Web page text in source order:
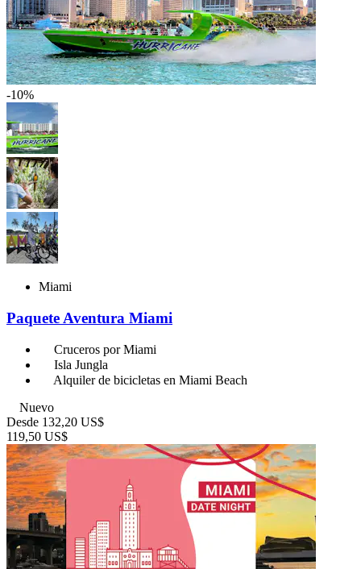
-10%
Miami
Paquete Aventura Miami
Cruceros por Miami
Isla Jungla
Alquiler de bicicletas en Miami Beach
Nuevo
Desde 132,20 US$
119,50 US$